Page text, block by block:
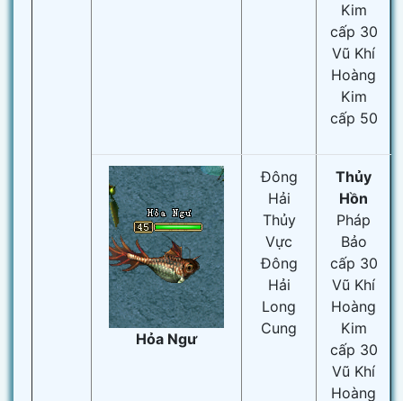
Kim
cấp 30
Vũ Khí
Hoàng
Kim
cấp 50
Hỏa Ngư
Đông
Hải
Thủy
Vực
Đông
Hải
Long
Cung
Thủy
Hồn
Pháp
Bảo
cấp 30
Vũ Khí
Hoàng
Kim
cấp 30
Vũ Khí
Hoàng